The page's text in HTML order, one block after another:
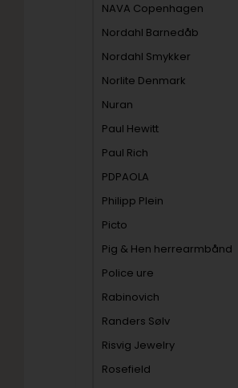
NAVA Copenhagen
Nordahl Barnedåb
Nordahl Smykker
Norlite Denmark
Nuran
Paul Hewitt
Paul Rich
PDPAOLA
Philipp Plein
Picto
Pig & Hen herrearmbånd
Police ure
Rabinovich
Randers Sølv
Risvig Jewelry
Rosefield